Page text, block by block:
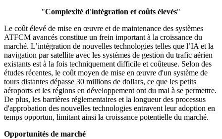
"Complexité d'intégration et coûts élevés"
Le coût élevé de mise en œuvre et de maintenance des systèmes
ATFCM avancés constitue un frein important à la croissance du
marché. L’intégration de nouvelles technologies telles que l’IA et la
navigation par satellite avec les systèmes de gestion du trafic aérien
existants est à la fois techniquement difficile et coûteuse. Selon des
études récentes, le coût moyen de mise en œuvre d'un système de
tours distantes dépasse 30 millions de dollars, ce que les petits
aéroports et les régions en développement ont du mal à se permettre.
De plus, les barrières réglementaires et la longueur des processus
d'approbation des nouvelles technologies entravent leur adoption en
temps opportun, limitant ainsi la croissance potentielle du marché.
Opportunités de marché